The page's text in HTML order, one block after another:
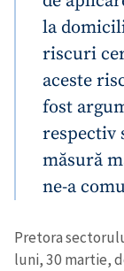
la
riscuri
aceste
fost
respectiv
măsură
ne-a
Pretora
luni, 30 martie,